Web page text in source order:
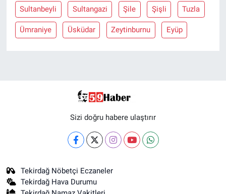
Sultanbeyli Sultangazi Şile Şişli Tuzla
Ümraniye Üsküdar Zeytinburnu Eyüp
Sizi doğru habere ulaştırır
Tekirdağ Nöbetçi Eczaneler
Tekirdağ Hava Durumu